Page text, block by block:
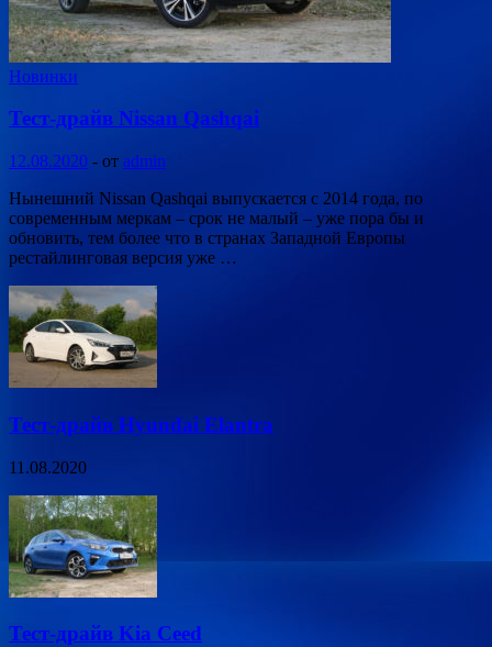
Новинки
Тест-драйв Nissan Qashqai
12.08.2020 - от admin
Нынешний Nissan Qashqai выпускается с 2014 года, по
современным меркам – срок не малый – уже пора бы и
обновить, тем более что в странах Западной Европы
рестайлинговая версия уже …
Тест-драйв Hyundai Elantra
11.08.2020
Тест-драйв Kia Ceed